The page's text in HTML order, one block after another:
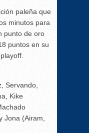
paleña que
minutos para
punto de oro
puntos en su
Servando,
Kike
Jona (Airam,